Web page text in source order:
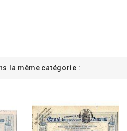
la même catégorie :